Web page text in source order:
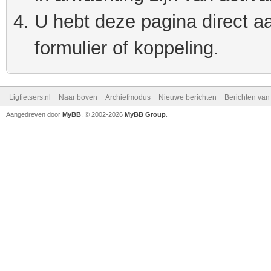
U hebt deze pagina direct
formulier of koppeling.
Ligfietsers.nl Naar boven Archiefmodus Nieuwe berichten Berichten
Aangedreven door MyBB , © 2002-2026 MyBB Group